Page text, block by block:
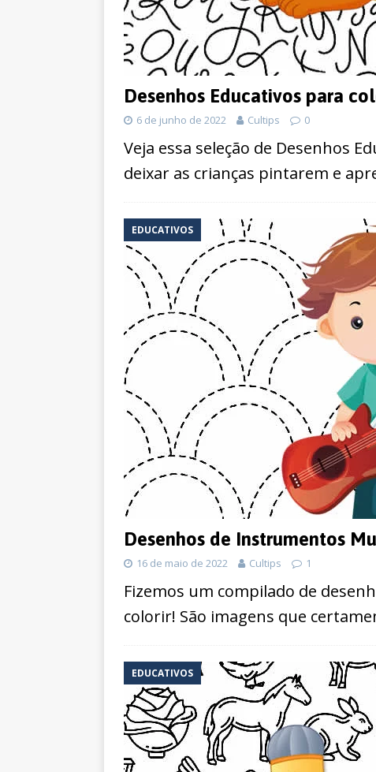
Desenhos Educativos para
6 de junho de 2022 Cultips 0
Veja essa seleção de Desenhos
deixar as crianças pintarem e
EDUCATIVOS
Desenhos de Instrumentos
16 de maio de 2022 Cultips 1
Fizemos um compilado de
colorir! São imagens que
EDUCATIVOS